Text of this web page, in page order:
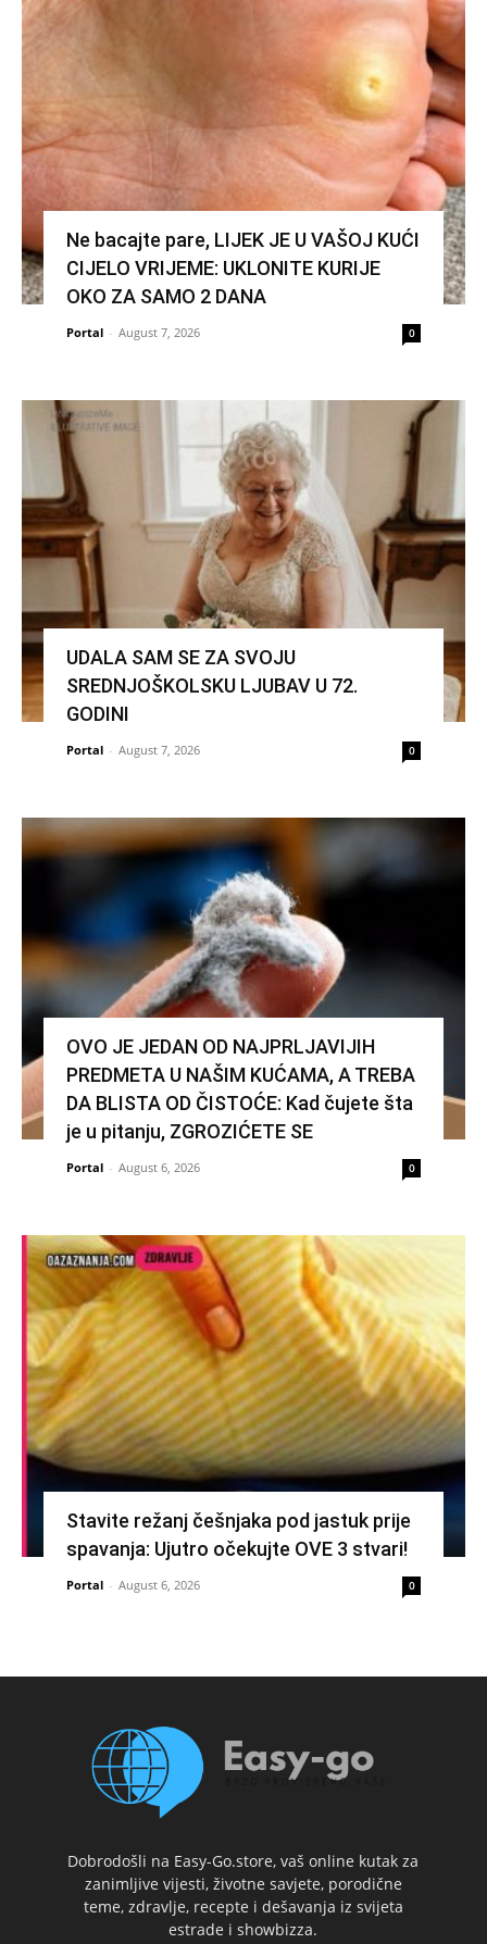
Ne bacajte pare, LIJEK JE U VAŠOJ KUĆI
CIJELO VRIJEME: UKLONITE KURIJE
OKO ZA SAMO 2 DANA
Portal - August 7, 2026 0
UDALA SAM SE ZA SVOJU
SREDNJOŠKOLSKU LJUBAV U 72.
GODINI
Portal - August 7, 2026 0
OVO JE JEDAN OD NAJPRLJAVIJIH
PREDMETA U NAŠIM KUĆAMA, A TREBA
DA BLISTA OD ČISTOĆE: Kad čujete šta
je u pitanju, ZGROZIĆETE SE
Portal - August 6, 2026 0
Stavite režanj češnjaka pod jastuk prije
spavanja: Ujutro očekujte OVE 3 stvari!
Portal - August 6, 2026 0
Dobrodošli na Easy-Go.store, vaš online kutak za
zanimljive vijesti, životne savjete, porodične
teme, zdravlje, recepte i dešavanja iz svijeta
estrade i showbizza.